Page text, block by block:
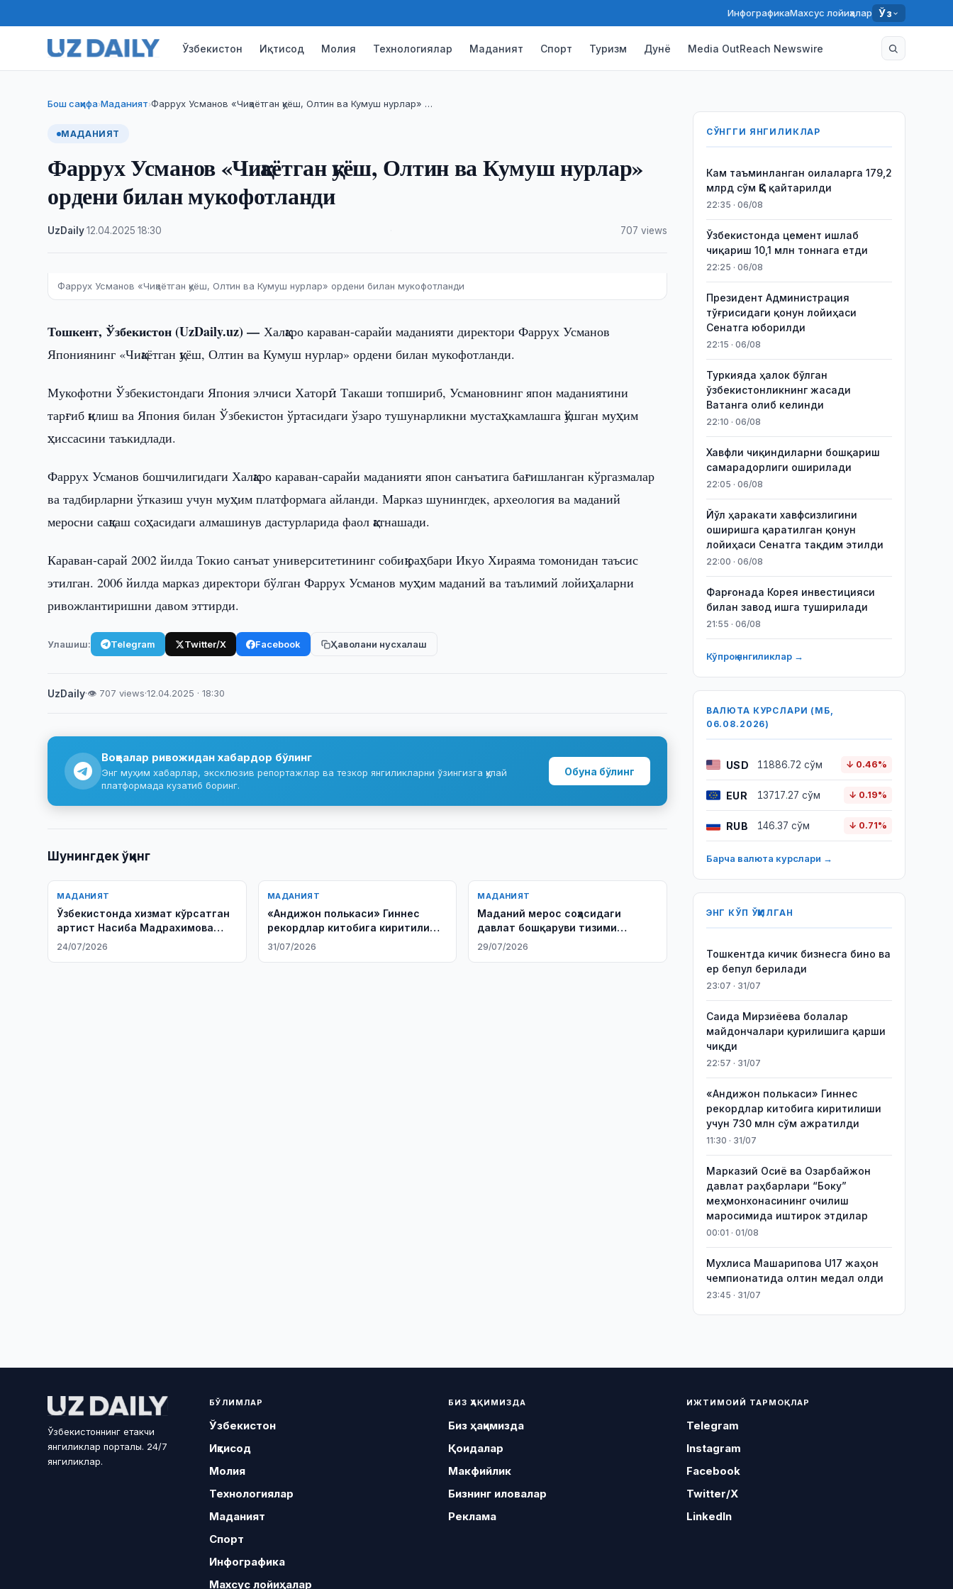
ИнфографикаМахсус лойиҳалар Ўз
Ўзбекистон Иқтисод Молия Технологиялар Маданият Спорт Туризм Дунё Media OutReach Newswire
Бош саҳифа›Маданият›Фаррух Усманов «Чиқаётган қуёш, Олтин ва Кумуш нурлар» …
МАДАНИЯТ
Фаррух Усманов «Чиқаётган қуёш, Олтин ва Кумуш нурлар»
ордени билан мукофотланди
UzDaily·12.04.2025 ·18:30 707 views
Фаррух Усманов «Чиқаётган қуёш, Олтин ва Кумуш нурлар» ордени билан мукофотланди
Тошкент, Ўзбекистон (UzDaily.uz) —Халқаро караван-сарайи маданияти директори Фаррух Усманов
Япониянинг «Чиқаётган қуёш, Олтин ва Кумуш нурлар» ордени билан мукофотланди.
Мукофотни Ўзбекистондаги Япония элчиси Хаторӣ Такаши топшириб, Усмановнинг япон маданиятини
тарғиб қилиш ва Япония билан Ўзбекистон ўртасидаги ўзаро тушунарликни мустаҳкамлашга қўшган муҳим
ҳиссасини таъкидлади.
Фаррух Усманов бошчилигидаги Халқаро караван-сарайи маданияти япон санъатига бағишланган кўргазмалар
ва тадбирларни ўтказиш учун муҳим платформага айланди. Марказ шунингдек, археология ва маданий
меросни сақлаш соҳасидаги алмашинув дастурларида фаол қатнашади.
Караван-сарай 2002 йилда Токио санъат университетининг собиқ раҳбари Икуо Хираяма томонидан таъсис
этилган. 2006 йилда марказ директори бўлган Фаррух Усманов муҳим маданий ва таълимий лойиҳаларни
ривожлантиришни давом эттирди.
Улашиш: Telegram Twitter/X Facebook Ҳаволани нусхалаш
UzDaily·👁 707 views·12.04.2025 · 18:30
Воқеалар ривожидан хабардор бўлинг
Энг муҳим хабарлар, эксклюзив репортажлар ва тезкор янгиликларни ўзингизга қулай
платформада кузатиб боринг.
Обуна бўлинг
Шунингдек ўқинг
МАДАНИЯТ
Ўзбекистонда хизмат кўрсатган
артист Насиба Мадрахимова
вафот этди
24/07/2026
МАДАНИЯТ
«Андижон полькаси» Гиннес
рекордлар китобига киритилиши
учун 730 млн сўм ажратилди
31/07/2026
МАДАНИЯТ
Маданий мерос соҳасидаги
давлат бошқаруви тизими
такомиллаштирилади
29/07/2026
СЎНГГИ ЯНГИЛИКЛАР
Кам таъминланган оилаларга 179,2
млрд сўм ҚҚС қайтарилди
22:35 · 06/08
Ўзбекистонда цемент ишлаб
чиқариш 10,1 млн тоннага етди
22:25 · 06/08
Президент Администрация
тўғрисидаги қонун лойиҳаси
Сенатга юборилди
22:15 · 06/08
Туркияда ҳалок бўлган
ўзбекистонликнинг жасади
Ватанга олиб келинди
22:10 · 06/08
Хавфли чиқиндиларни бошқариш
самарадорлиги оширилади
22:05 · 06/08
Йўл ҳаракати хавфсизлигини
оширишга қаратилган қонун
лойиҳаси Сенатга тақдим этилди
22:00 · 06/08
Фарғонада Корея инвестицияси
билан завод ишга туширилади
21:55 · 06/08
Кўпроқ янгиликлар →
ВАЛЮТА КУРСЛАРИ (МБ,
06.08.2026)
USD 11886.72 сўм ↓ 0.46%
EUR 13717.27 сўм ↓ 0.19%
RUB 146.37 сўм ↓ 0.71%
Барча валюта курслари →
ЭНГ КЎП ЎҚИЛГАН
Тошкентда кичик бизнесга бино ва
ер бепул берилади
23:07 · 31/07
Саида Мирзиёева болалар
майдончалари қурилишига қарши
чиқди
22:57 · 31/07
«Андижон полькаси» Гиннес
рекордлар китобига киритилиши
учун 730 млн сўм ажратилди
11:30 · 31/07
Марказий Осиё ва Озарбайжон
давлат раҳбарлари “Боку”
меҳмонхонасининг очилиш
маросимида иштирок этдилар
00:01 · 01/08
Мухлиса Машарипова U17 жаҳон
чемпионатида олтин медал олди
23:45 · 31/07
Ўзбекистоннинг етакчи
янгиликлар порталы. 24/7
янгиликлар.
БЎЛИМЛАР
Ўзбекистон
Иқтисод
Молия
Технологиялар
Маданият
Спорт
Инфографика
Махсус лойиҳалар
БИЗ ҲАҚИМИЗДА
Биз ҳақимизда
Қоидалар
Макфийлик
Бизнинг иловалар
Реклама
ИЖТИМОИЙ ТАРМОҚЛАР
Telegram
Instagram
Facebook
Twitter/X
LinkedIn